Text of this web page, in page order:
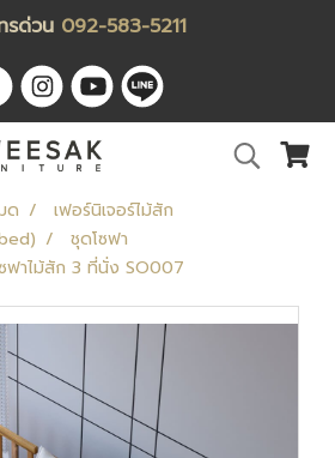
รด่วน 092-583-5211
ด
เฟอร์นิเจอร์ไม้สัก
ชุดโซฟา
ฟาไม้สัก 3 ที่นั่ง SO007